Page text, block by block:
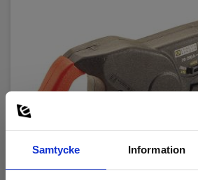
Samtycke Information
Kapslingsklass
IP-klass:
IP40